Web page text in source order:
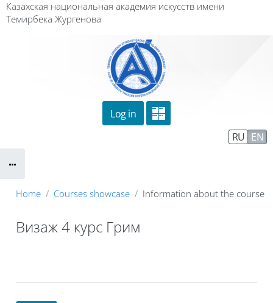
Skip to main content
Казахская национальная академия искусств имени
Темирбека Жургенова
Log in
RU EN
Home Courses showcase Information about the course
Визаж 4 курс Грим